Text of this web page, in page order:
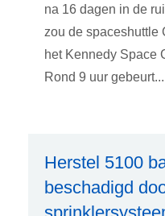
na 16 dagen in de
zou de spaceshuttle
het Kennedy Space
Rond 9 uur gebeurt...
Herstel 5100
beschadigd